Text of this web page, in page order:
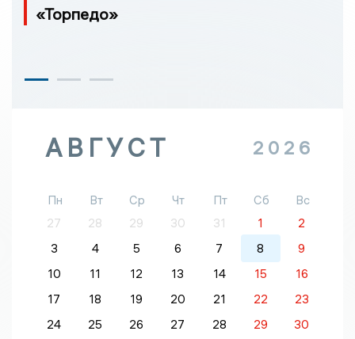
«Торпедо»
АВГУСТ 2026
Пн Вт Ср Чт Пт Сб
Вс
27
28 29 30 31 1
2
3
4 5 6 7 8
9
10
11 12 13 14 15
16
17
18 19 20 21 22
23
24
25 26 27 28 29
30